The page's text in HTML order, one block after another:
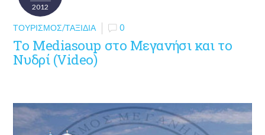
2012
ΤΟΥΡΙΣΜΌΣ/ΤΑΞΊΔΙΑ 0
Το Mediasoup στο Μεγανήσι και το
Νυδρί (Video)